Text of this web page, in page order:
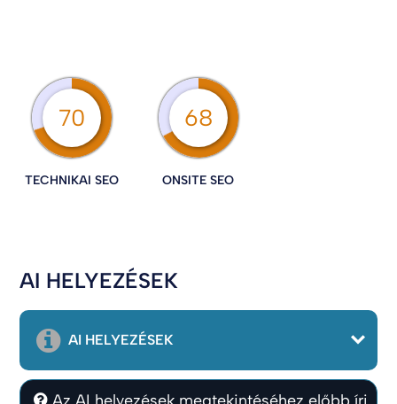
70
TECHNIKAI SEO
68
ONSITE SEO
AI HELYEZÉSEK
AI HELYEZÉSEK